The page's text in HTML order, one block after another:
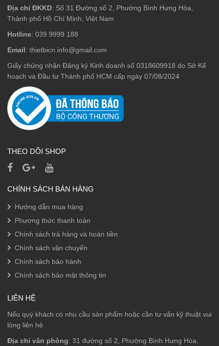
Địa chỉ ĐKKD: Số 31 Đường số 2, Phường Bình Hưng Hòa,
Thành phố Hồ Chí Minh, Việt Nam
Hotline: 039 9999 188
Email: thietbicn.info@gmail.com
Giấy chứng nhận Đăng ký Kinh doanh số 0318609918 do Sở Kế
hoạch và Đầu tư Thành phố HCM cấp ngày 07/08/2024
THEO DÕI SHOP
CHÍNH SÁCH BÁN HÀNG
Hướng dẫn mua hàng
Phương thức thanh toán
Chính sách trả hàng và hoàn tiền
Chính sách vận chuyển
Chính sách bảo hành
Chính sách bảo mật thông tin
LIÊN HỆ
Nếu quý khách có nhu cầu sản phẩm hoặc cần tư vấn kỹ thuật vui
lòng liên hệ
Địa chỉ văn phòng: 31 đường số 2, Phường Bình Hưng Hòa,